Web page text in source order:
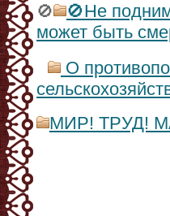
🚫
🚫Не
может быть
О
МИР! ТРУД!